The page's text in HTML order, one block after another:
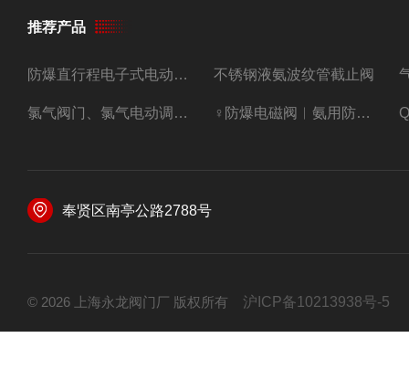
推荐产品
防爆直行程电子式电动调节阀 不锈钢液氨波纹管截止阀
氯气阀门、氯气电动调节阀 ♀防爆电磁阀︳氨用防爆紧急切断阀
奉贤区南亭公路2788号
© 2026 上海永龙阀门厂 版权所有 沪ICP备10213938号-5